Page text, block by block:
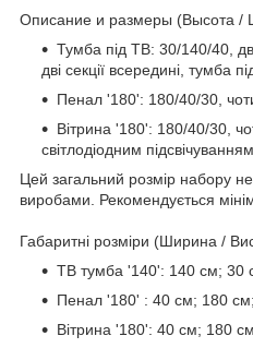
Описание и размеры (Высота /
Тумба під ТВ: 30/140/40,
дві секції всередині, тумба
Пенал '180': 180/40/30,
Вітрина '180': 180/40/30,
світлодіодним
Цей загальний розмір набору
виробами. Рекомендується
Габаритні розміри (Ширина /
ТВ тумба '140': 140 см; 30
Пенал '180' : 40 см; 180
Вітрина '180': 40 см; 180